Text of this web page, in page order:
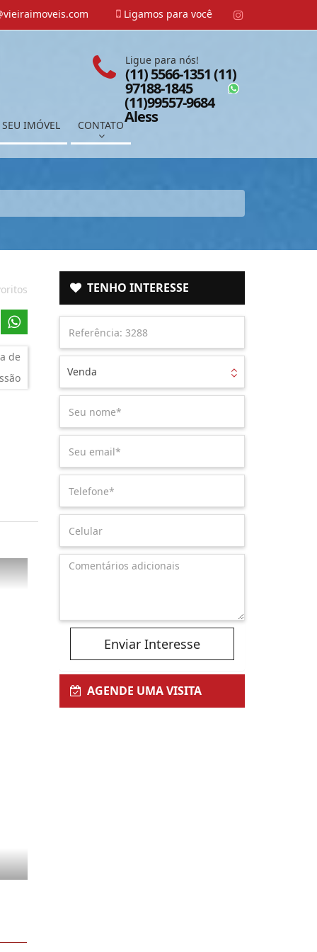
Ligamos para você
SEU IMÓVEL CONTATO
Ligue para nós!
(11) 5566-1351 (11)
97188-1845
(11)99557-9684
Aless
de
TENHO INTERESSE
Venda
Enviar Interesse
AGENDE UMA VISITA